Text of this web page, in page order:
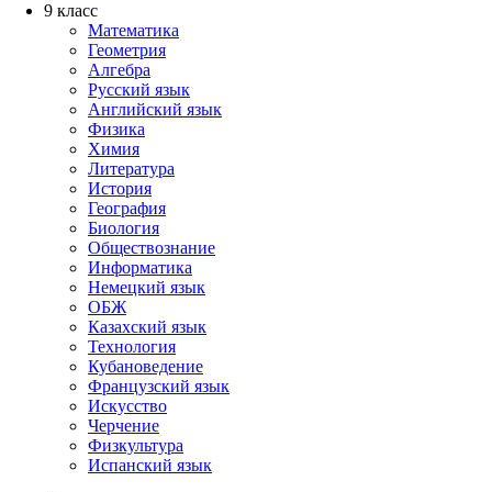
9 класс
Математика
Геометрия
Алгебра
Русский язык
Английский язык
Физика
Химия
Литература
История
География
Биология
Обществознание
Информатика
Немецкий язык
ОБЖ
Казахский язык
Технология
Кубановедение
Французский язык
Искусство
Черчение
Физкультура
Испанский язык